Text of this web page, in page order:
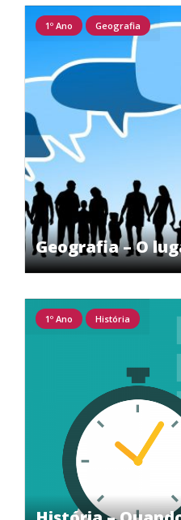
Geografia – O
1º Ano Geografia
1º Ano História